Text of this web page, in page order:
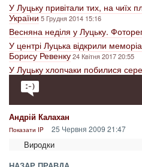
У Луцьку привітали тих, на чиїх
України5 Грудня 2014 15:16
Весняна неділя у Луцьку.
У центрі Луцька відкрили
Борису Ревенку24 Квітня 2017 20:55
У Луцьку хлопчаки побилися
Андрій Калахан
Показати IP 25 Червня 2009 21:47
Виродки